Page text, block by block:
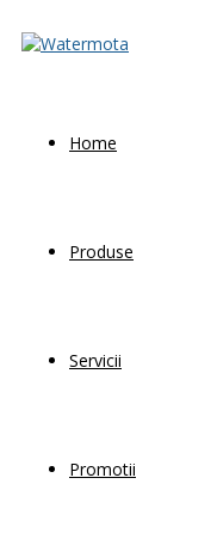
Home
Produse
Servicii
Promotii